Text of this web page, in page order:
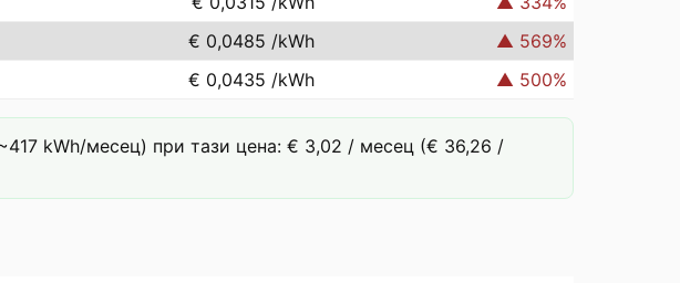
€ 0,0485 /kWh ▲ 569%
€ 0,0435 /kWh ▲ 500%
kWh/месец) при тази цена: € 3,02 / месец (€ 36,26 /